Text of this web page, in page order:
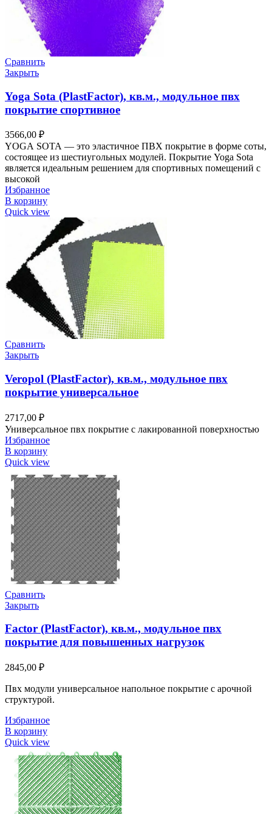
Сравнить
Закрыть
Yoga Sota (PlastFactor), кв.м., модульное пвх
покрытие спортивное
3566,00 ₽
YOGA SOTA — это эластичное ПВХ покрытие в форме соты,
состоящее из шестиугольных модулей. Покрытие Yoga Sota
является идеальным решением для спортивных помещений с
высокой
Избранное
В корзину
Quick view
Сравнить
Закрыть
Veropol (PlastFactor), кв.м., модульное пвх
покрытие универсальное
2717,00 ₽
Универсальное пвх покрытие с лакированной поверхностью
Избранное
В корзину
Quick view
Сравнить
Закрыть
Factor (PlastFactor), кв.м., модульное пвх
покрытие для повышенных нагрузок
2845,00 ₽
Пвх модули универсальное напольное покрытие с арочной
структурой.
Избранное
В корзину
Quick view